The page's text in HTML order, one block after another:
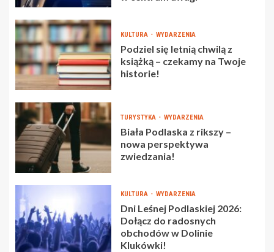
KULTURA WYDARZENIA
Podziel się letnią chwilą z
książką – czekamy na Twoje
historie!
TURYSTYKA WYDARZENIA
Biała Podlaska z rikszy –
nowa perspektywa
zwiedzania!
KULTURA WYDARZENIA
Dni Leśnej Podlaskiej 2026:
Dołącz do radosnych
obchodów w Dolinie
Klukówki!